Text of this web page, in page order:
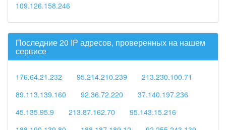
109.126.158.246
Последние 20 IP адресов, проверенных на нашем
сервисе
176.64.21.232 95.214.210.239
213.230.100.71
89.113.139.160
92.36.72.220
37.140.197.236
45.135.95.9
213.87.162.70
95.143.15.216